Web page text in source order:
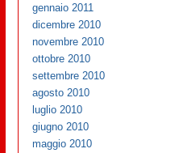
gennaio 2011
dicembre 2010
novembre 2010
ottobre 2010
settembre 2010
agosto 2010
luglio 2010
giugno 2010
maggio 2010